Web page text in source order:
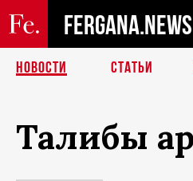
FERGANA.NEWS
НОВОСТИ СТАТЬИ
Талибы